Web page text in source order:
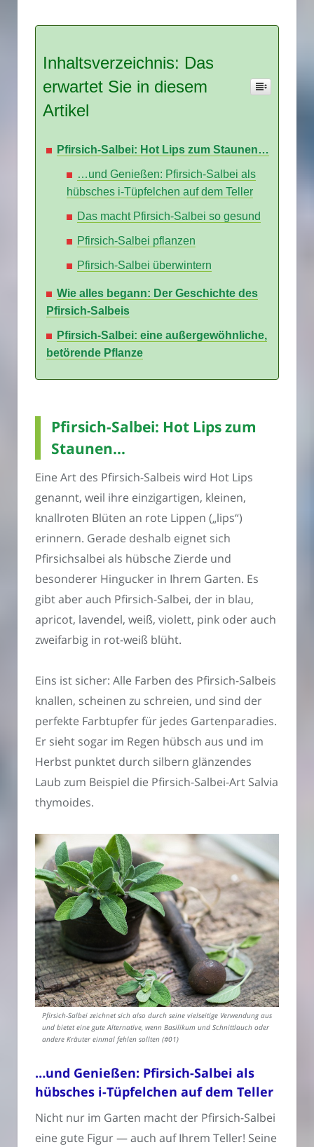
Inhaltsverzeichnis: Das
erwartet Sie in diesem
Artikel
Pfirsich-Salbei: Hot Lips zum Staunen…
…und Genießen: Pfirsich-Salbei als
hübsches i-Tüpfelchen auf dem Teller
Das macht Pfirsich-Salbei so gesund
Pfirsich-Salbei pflanzen
Pfirsich-Salbei überwintern
Wie alles begann: Der Geschichte des
Pfirsich-Salbeis
Pfirsich-Salbei: eine außergewöhnliche,
betörende Pflanze
Pfirsich-Salbei: Hot Lips zum
Staunen…
Eine Art des Pfirsich-Salbeis wird Hot Lips
genannt, weil ihre einzigartigen, kleinen,
knallroten Blüten an rote Lippen („lips“)
erinnern. Gerade deshalb eignet sich
Pfirsichsalbei als hübsche Zierde und
besonderer Hingucker in Ihrem Garten. Es
gibt aber auch Pfirsich-Salbei, der in blau,
apricot, lavendel, weiß, violett, pink oder auch
zweifarbig in rot-weiß blüht.
Eins ist sicher: Alle Farben des Pfirsich-Salbeis
knallen, scheinen zu schreien, und sind der
perfekte Farbtupfer für jedes Gartenparadies.
Er sieht sogar im Regen hübsch aus und im
Herbst punktet durch silbern glänzendes
Laub zum Beispiel die Pfirsich-Salbei-Art Salvia
thymoides.
Pfirsich-Salbei zeichnet sich also durch seine vielseitige Verwendung aus
und bietet eine gute Alternative, wenn Basilikum und Schnittlauch oder
andere Kräuter einmal fehlen sollten (#01)
…und Genießen: Pfirsich-Salbei als
hübsches i-Tüpfelchen auf dem Teller
Nicht nur im Garten macht der Pfirsich-Salbei
eine gute Figur — auch auf Ihrem Teller! Seine